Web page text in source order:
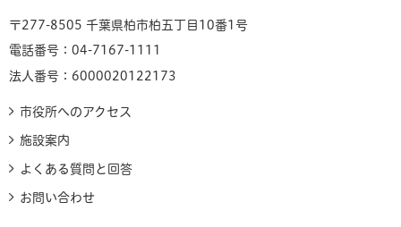
〒277-8505 千葉県柏市柏五丁目10番1号
電話番号：04-7167-1111
法人番号：6000020122173
市役所へのアクセス
施設案内
よくある質問と回答
お問い合わせ